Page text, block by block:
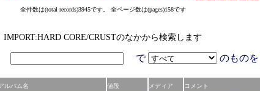
全件数は(total records)3945です。 全ページ数は(pages)158です
IMPORT:HARD CORE/CRUSTのなかから検索します
で のものを
ルバム名 値段 メディア コメント